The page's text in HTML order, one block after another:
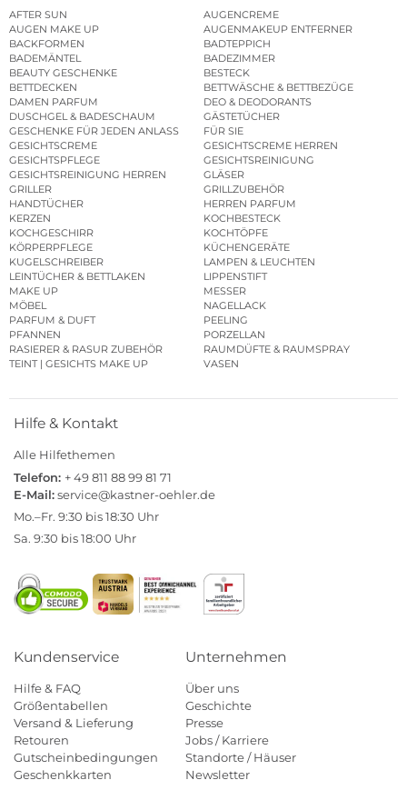
AFTER SUN
AUGENCREME
AUGEN MAKE UP
AUGENMAKEUP ENTFERNER
BACKFORMEN
BADTEPPICH
BADEMÄNTEL
BADEZIMMER
BEAUTY GESCHENKE
BESTECK
BETTDECKEN
BETTWÄSCHE & BETTBEZÜGE
DAMEN PARFUM
DEO & DEODORANTS
DUSCHGEL & BADESCHAUM
GÄSTETÜCHER
GESCHENKE FÜR JEDEN ANLASS
FÜR SIE
GESICHTSCREME
GESICHTSCREME HERREN
GESICHTSPFLEGE
GESICHTSREINIGUNG
GESICHTSREINIGUNG HERREN
GLÄSER
GRILLER
GRILLZUBEHÖR
HANDTÜCHER
HERREN PARFUM
KERZEN
KOCHBESTECK
KOCHGESCHIRR
KOCHTÖPFE
KÖRPERPFLEGE
KÜCHENGERÄTE
KUGELSCHREIBER
LAMPEN & LEUCHTEN
LEINTÜCHER & BETTLAKEN
LIPPENSTIFT
MAKE UP
MESSER
MÖBEL
NAGELLACK
PARFUM & DUFT
PEELING
PFANNEN
PORZELLAN
RASIERER & RASUR ZUBEHÖR
RAUMDÜFTE & RAUMSPRAY
TEINT | GESICHTS MAKE UP
VASEN
Hilfe & Kontakt
Alle Hilfethemen
Telefon: + 49 811 88 99 81 71
E-Mail:service@kastner-oehler.de
Mo.–Fr. 9:30 bis 18:30 Uhr
Sa. 9:30 bis 18:00 Uhr
Kundenservice
Hilfe & FAQ
Größentabellen
Versand & Lieferung
Retouren
Gutscheinbedingungen
Geschenkkarten
Unternehmen
Über uns
Geschichte
Presse
Jobs / Karriere
Standorte / Häuser
Newsletter